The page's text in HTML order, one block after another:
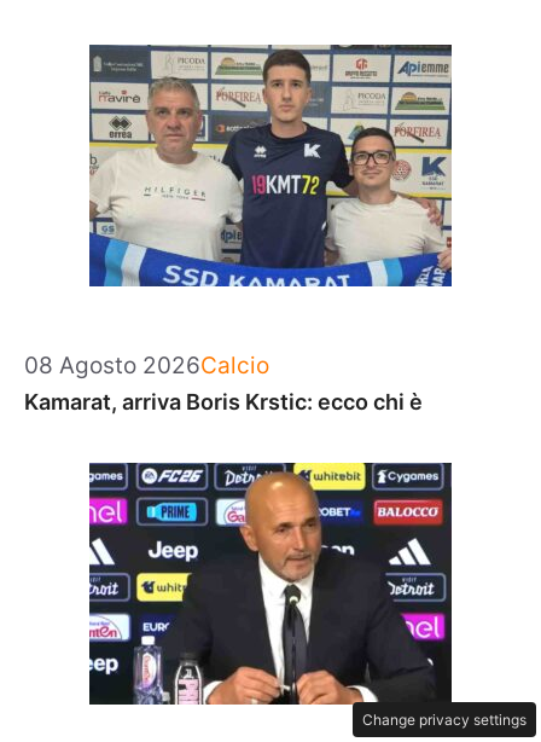
08 Agosto 2026Categorie
Calcio
Kamarat, arriva Boris Krstic: ecco chi è
Change privacy settings